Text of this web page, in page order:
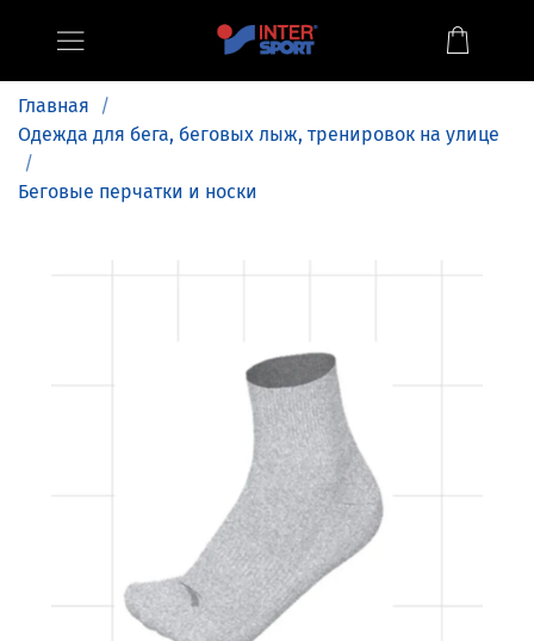
Главная
Одежда для бега, беговых лыж, тренировок на улице
Беговые перчатки и носки